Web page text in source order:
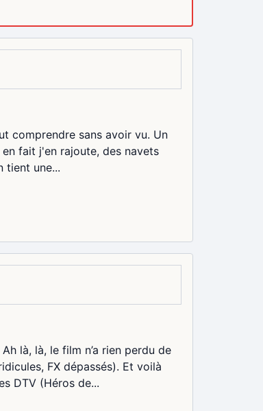
comprendre sans avoir vu. Un
fait j'en rajoute, des navets
tient une...
là, là, le film n’a rien perdu de
FX dépassés). Et voilà
DTV (Héros de...